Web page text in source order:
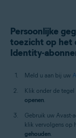
Persoonlijke
toezicht op het
Identity-
Meld u aan bij uw
Klik onder de tegel
openen.
Gebruik uw Avast-
klik vervolgens op
gehouden.